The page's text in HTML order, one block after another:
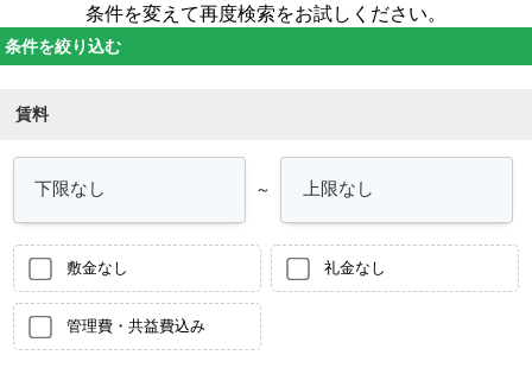
条件を変えて再度検索をお試しください。
条件を絞り込む
賃料
～
敷金なし 礼金なし
管理費・共益費込み